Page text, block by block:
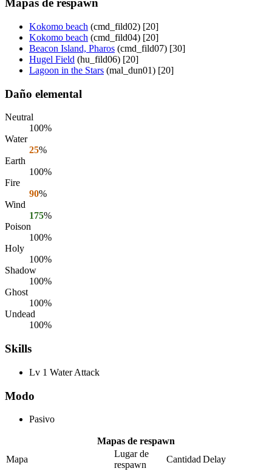
Mapas de respawn
Kokomo beach (cmd_fild02) [20]
Kokomo beach (cmd_fild04) [20]
Beacon Island, Pharos (cmd_fild07) [30]
Hugel Field (hu_fild06) [20]
Lagoon in the Stars (mal_dun01) [20]
Daño elemental
Neutral
100%
Water
25%
Earth
100%
Fire
90%
Wind
175%
Poison
100%
Holy
100%
Shadow
100%
Ghost
100%
Undead
100%
Skills
Lv 1 Water Attack
Modo
Pasivo
Mapas de respawn
Mapa
Lugar de
respawn
Cantidad Delay